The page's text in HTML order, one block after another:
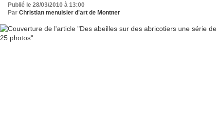
Publié le 28/03/2010 à 13:00
Par Christian menuisier d'art de Montner